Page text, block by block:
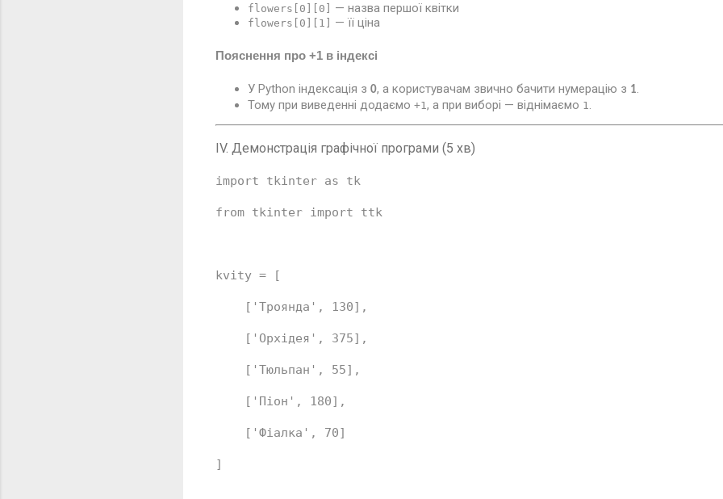
flowers[0][0] — назва першої квітки
flowers[0][1] — її ціна
Пояснення про +1 в індексі
У Python індексація з 0, а користувачам звично бачити нумерацію з 1.
Тому при виведенні додаємо +1, а при виборі — віднімаємо 1.
IV. Демонстрація графічної програми (5 хв)
import tkinter as tk
from tkinter import ttk
kvity = [
[ 'Троянда' , 130],
[ 'Орхідея' , 375],
[ 'Тюльпан' , 55],
[ 'Піон' , 180],
[ 'Фіалка' , 70]
]